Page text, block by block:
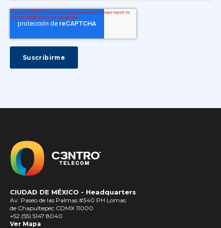
CIUDAD DE MÉXICO - Headquarters
Av. Paseo de las Palmas #340 PH Lomas
de Chapultepec CDMX 11000
+52 (55) 5147 8040
Ver Mapa